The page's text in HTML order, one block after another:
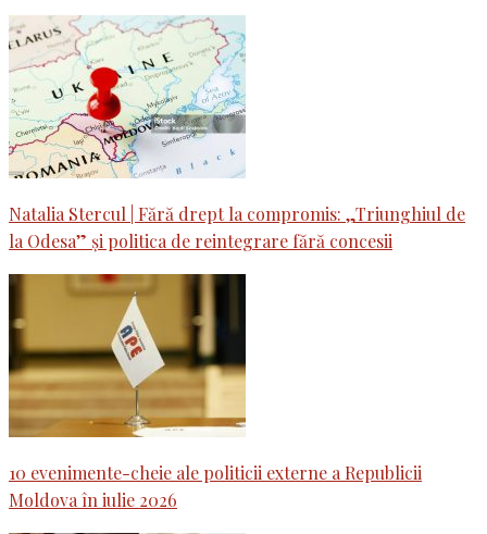
Natalia Stercul | Fără drept la compromis: „Triunghiul de
la Odesa” și politica de reintegrare fără concesii
10 evenimente-cheie ale politicii externe a Republicii
Moldova în iulie 2026